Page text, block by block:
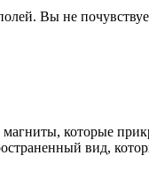
Вы не
которые
вид,